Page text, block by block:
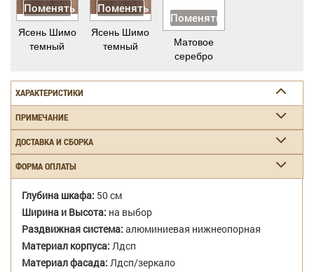
Поменять
Ясень Шимо
темный
Поменять
Ясень Шимо
темный
Поменять
Матовое
серебро
ХАРАКТЕРИСТИКИ
ПРИМЕЧАНИЕ
ДОСТАВКА И СБОРКА
ФОРМА ОПЛАТЫ
Глубина шкафа: 50 см
Ширина и Высота: на выбор
Раздвижная система: алюминиевая нижнеопорная
Материал корпуса: Лдсп
Материал фасада: Лдсп/зеркало